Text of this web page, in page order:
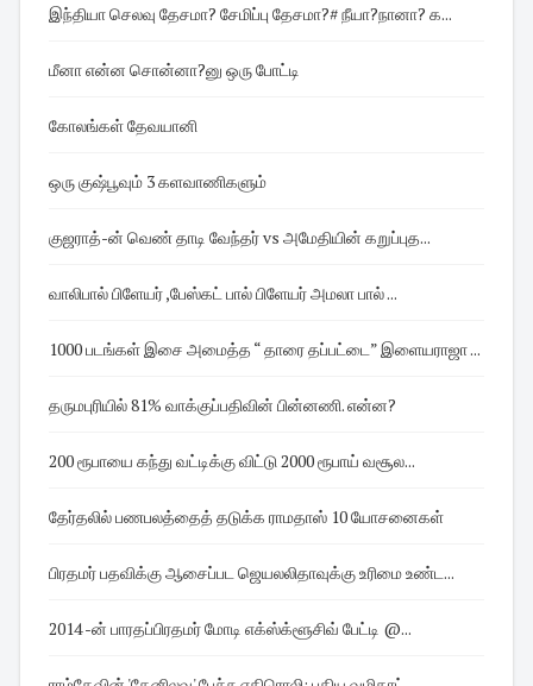
இந்தியா செலவு தேசமா? சேமிப்பு தேசமா?# நீயா?நானா? க...
மீனா என்ன சொன்னா?னு ஒரு போட்டி
கோலங்கள் தேவயானி
ஒரு குஷ்பூவும் 3 களவாணிகளும்
குஜராத்-ன் வெண் தாடி வேந்தர் vs அமேதியின் கறுப்புத...
வாலிபால் பிளேயர் ,பேஸ்கட் பால் பிளேயர் அமலா பால் ...
1000 படங்கள் இசை அமைத்த “ தாரை தப்பட்டை” இளையராஜா ...
தருமபுரியில் 81% வாக்குப்பதிவின் பின்னணி. என்ன?
200 ரூபாயை கந்து வட்டிக்கு விட்டு 2000 ரூபாய் வசூல...
தேர்தலில் பணபலத்தைத் தடுக்க ராமதாஸ் 10 யோசனைகள்
பிரதமர் பதவிக்கு ஆசைப்பட ஜெயலலிதாவுக்கு உரிமை உண்ட...
2014 -ன் பாரதப்பிரதமர் மோடி எக்ஸ்க்ளூசிவ் பேட்டி @...